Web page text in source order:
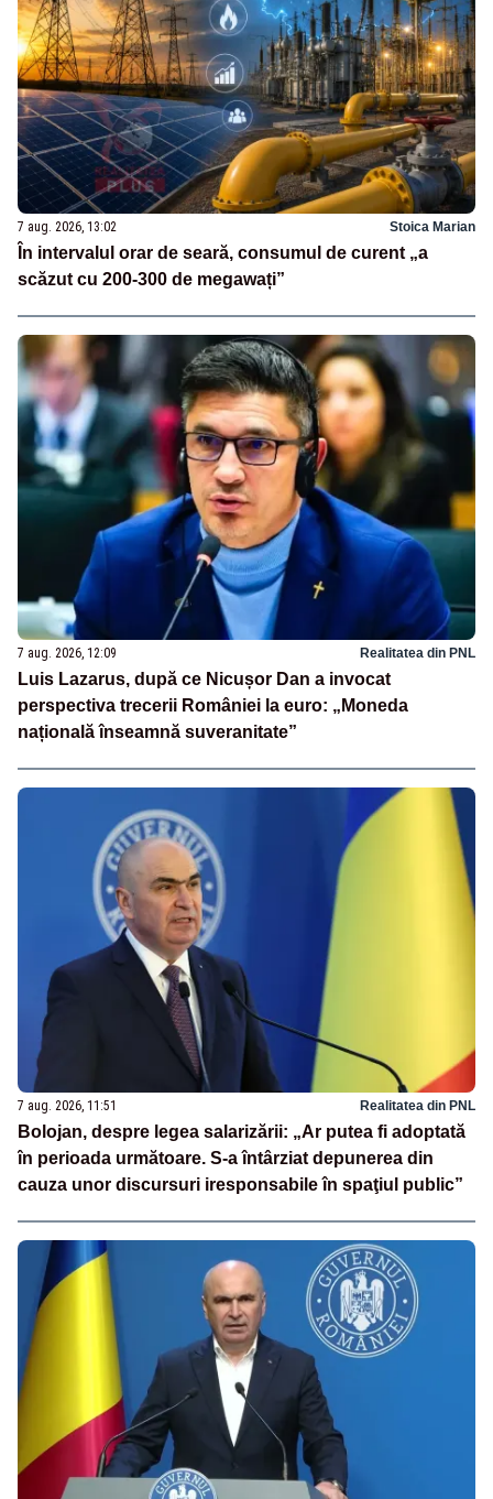
7 aug. 2026, 13:02 Stoica Marian
În intervalul orar de seară, consumul de curent „a
scăzut cu 200-300 de megawați”
7 aug. 2026, 12:09 Realitatea din PNL
Luis Lazarus, după ce Nicușor Dan a invocat
perspectiva trecerii României la euro: „Moneda
națională înseamnă suveranitate”
7 aug. 2026, 11:51 Realitatea din PNL
Bolojan, despre legea salarizării: „Ar putea fi adoptată
în perioada următoare. S-a întârziat depunerea din
cauza unor discursuri iresponsabile în spaţiul public”